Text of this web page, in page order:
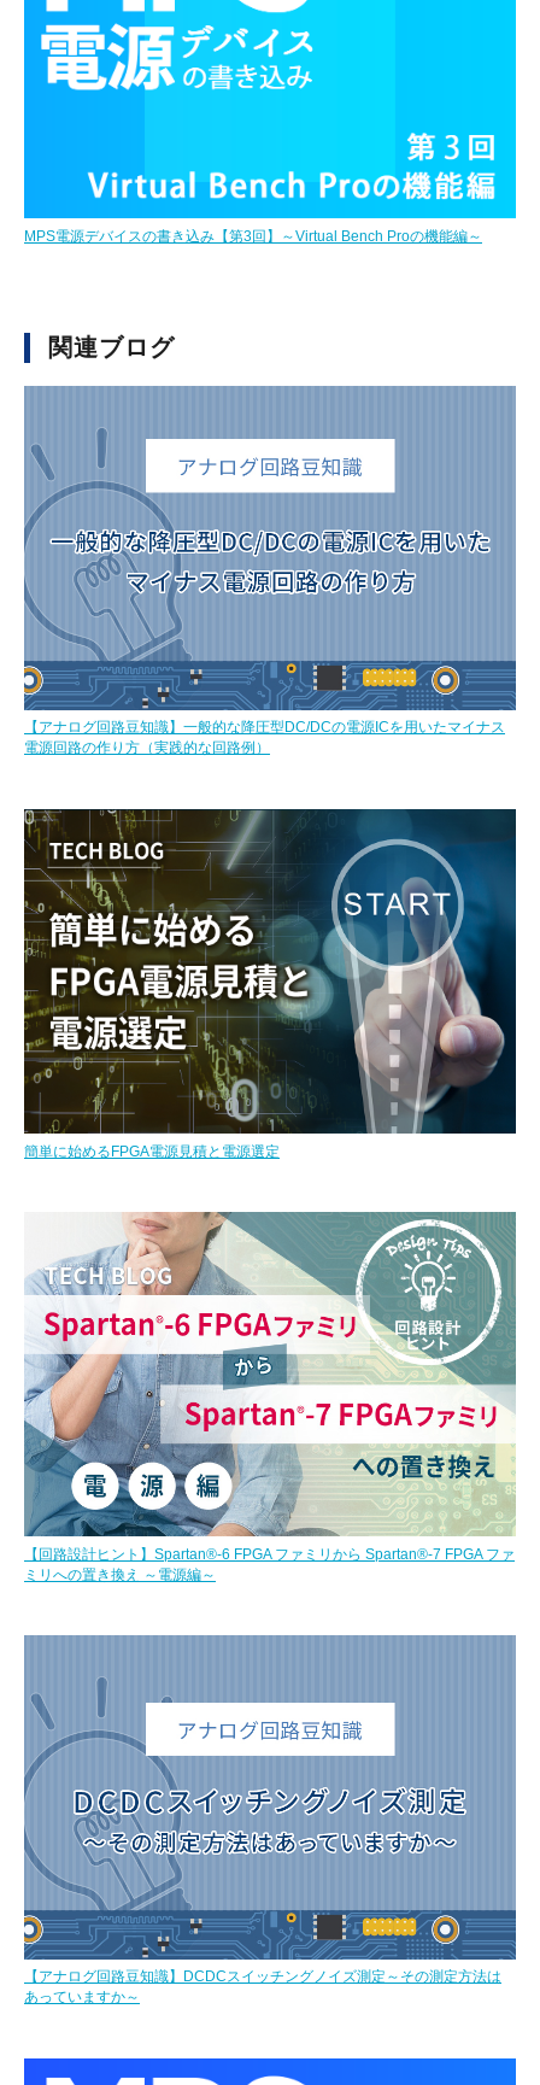
MPS電源デバイスの書き込み【第3回】～Virtual Bench Proの機能編～
関連ブログ
【アナログ回路豆知識】一般的な降圧型DC/DCの電源ICを用いたマイナス
電源回路の作り方（実践的な回路例）
簡単に始めるFPGA電源見積と電源選定
【回路設計ヒント】Spartan®-6 FPGA ファミリから Spartan®-7 FPGA ファ
ミリへの置き換え ～電源編～
【アナログ回路豆知識】DCDCスイッチングノイズ測定～その測定方法は
あっていますか～